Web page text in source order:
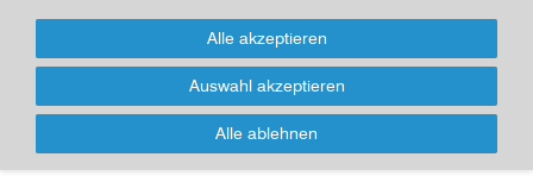
Für Infos zum Artikel oder Kauf, bitte
Formular nutzen!
Wenn Sie den Artikel kaufen möchten, dann bitte das Formular
nutzen:
Alle akzeptieren
Auswahl akzeptieren
Alle ablehnen